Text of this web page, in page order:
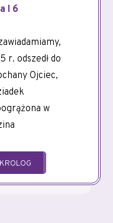
I 6
r. odszedł do
Ojciec,
w